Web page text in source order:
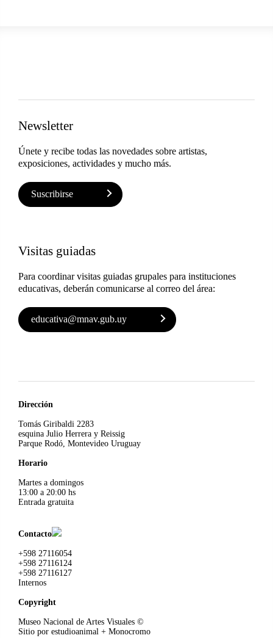
Newsletter
Únete y recibe todas las novedades sobre artistas,
exposiciones, actividades y mucho más.
Suscribirse
Visitas guiadas
Para coordinar visitas guiadas grupales para instituciones
educativas, deberán comunicarse al correo del área:
educativa@mnav.gub.uy
Dirección
Tomás Giribaldi 2283
esquina Julio Herrera y Reissig
Parque Rodó, Montevideo Uruguay
Horario
Martes a domingos
13:00 a 20:00 hs
Entrada gratuita
Contacto
+598 27116054
+598 27116124
+598 27116127
Internos
Copyright
Museo Nacional de Artes Visuales ©
Sitio por estudioanimal + Monocromo